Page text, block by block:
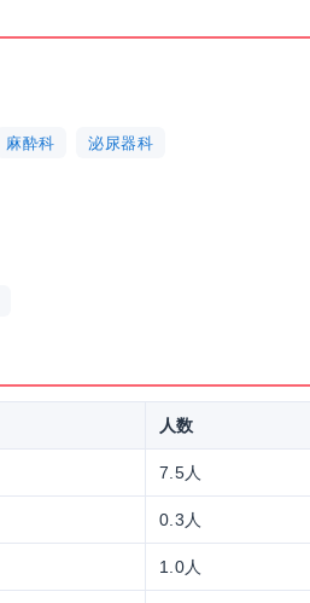
麻酔科 泌尿器科
人数
7.5人
0.3人
1.0人